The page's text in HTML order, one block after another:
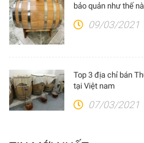
bảo quản như thế
09/03/2021
Top 3 địa chỉ bán
tại Việt nam
07/03/2021